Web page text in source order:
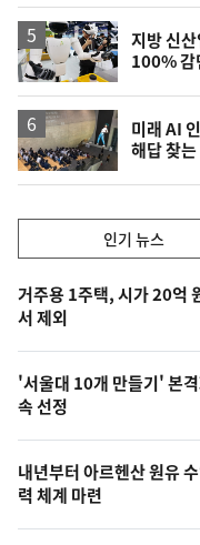
지방 신
100%
미래 AI
해답 찾
기,
최
신,
오
늘
의
영
상
인기 뉴스
인
기
뉴
스
거주용 1주택, 시가 20억
서 제외
'서울대 10개 만들기' 본
속 선정
내년부터 아르헨산 원유
력 체계 마련